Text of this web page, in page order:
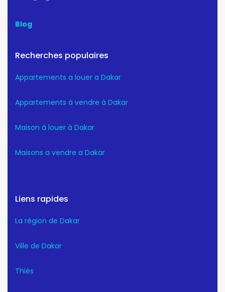
Blog
Recherches populaires
Appartements a louer a Dakar
Appartements à vendre à Dakar
Maison à louer à Dakar
Maisons a vendre a Dakar
Liens rapides
La région de Dakar
Ville de Dakar
Thiès